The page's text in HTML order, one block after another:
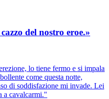
del nostro eroe.»
lo tiene fermo e si impala
come questa notte,
di soddisfazione mi invade. Lei
a cavalcarmi."